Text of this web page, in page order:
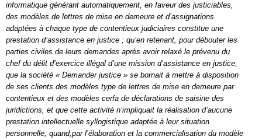
informatique générant automatiquement, en faveur des justiciables,
des modèles de lettres de mise en demeure et d’assignations
adaptées à chaque type de contentieux judiciaires constitue une
prestation d’assistance en justice ; qu’en retenant, pour débouter les
parties civiles de leurs demandes après avoir relaxé le prévenu du
chef du délit d’exercice illégal d’une mission d’assistance en justice,
que la société « Demander justice » se bornait à mettre à disposition
de ses clients des modèles type de lettres de mise en demeure par
contentieux et des modèles cerfa de déclarations de saisine des
juridictions, et que cette activité n’impliquait la réalisation d’aucune
prestation intellectuelle syllogistique adaptée à leur situation
personnelle, quand,par l’élaboration et la commercialisation du modèle